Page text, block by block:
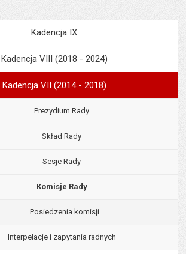
Menu
Kadencja IX
Kadencja VIII (2018 - 2024)
Kadencja VII (2014 - 2018)
Prezydium Rady
Skład Rady
Sesje Rady
Komisje Rady
Posiedzenia komisji
Interpelacje i zapytania radnych